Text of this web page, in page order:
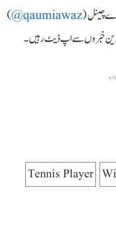
چینل (qaumiawaz@
)
خبروں سے اپ ڈیٹ رہیں۔
Tennis Player